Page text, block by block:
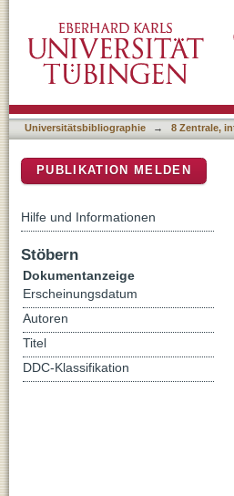
Habsburgermonarchie
Universitätsbibliographie → 8 Zentrale,
PUBLIKATION MELDEN
Hilfe und Informationen
Stöbern
Dokumentanzeige
Erscheinungsdatum
Autoren
Titel
DDC-Klassifikation